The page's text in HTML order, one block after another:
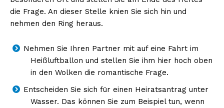
die Frage. An dieser Stelle knien Sie sich hin und
nehmen den Ring heraus.
Nehmen Sie Ihren Partner mit auf eine Fahrt im
Heißluftballon und stellen Sie ihm hier hoch oben
in den Wolken die romantische Frage.
Entscheiden Sie sich für einen Heiratsantrag unter
Wasser. Das können Sie zum Beispiel tun, wenn